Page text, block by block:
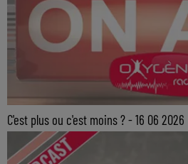
C'est plus ou c'est moins ? - 16 06 2026